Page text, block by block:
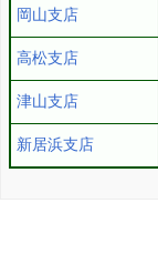
岡山支店
高松支店
津山支店
新居浜支店